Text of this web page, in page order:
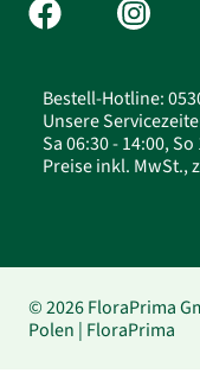
Bestell-Hotline:
Unsere
Sa 06:30 - 14:00,
Preise inkl. MwSt.,
© 2026 FloraPrima
Polen | FloraPrima